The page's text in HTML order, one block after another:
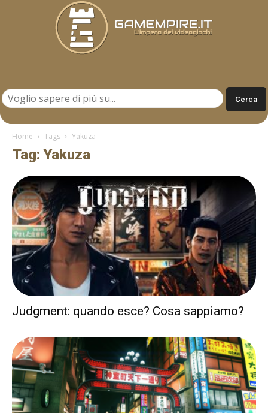
Home Tags Yakuza
Tag: Yakuza
Judgment: quando esce? Cosa sappiamo?